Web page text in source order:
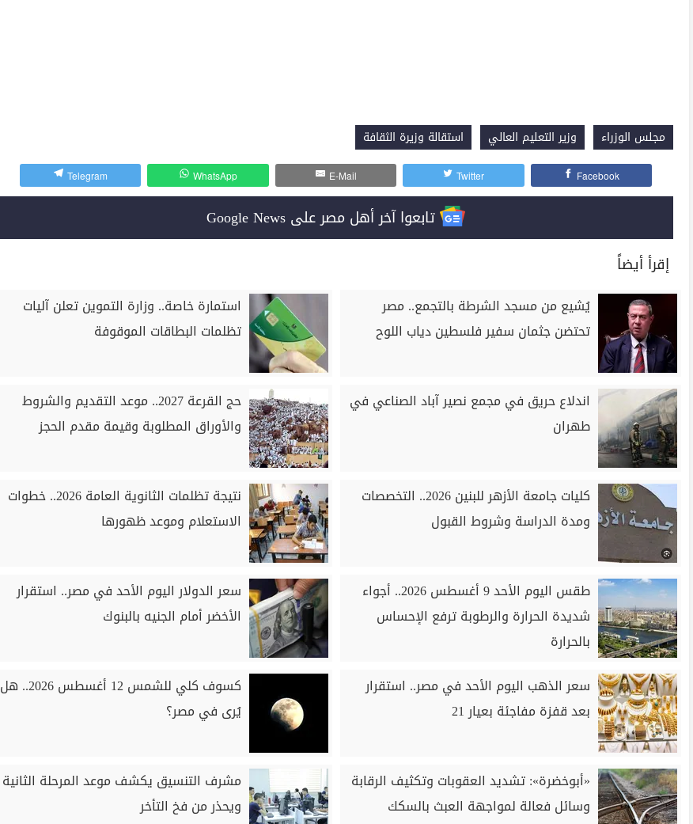
مجلس الوزراء وزير التعليم العالي استقالة وزيرة الثقافة
Facebook
Twitter
E-Mail
WhatsApp
Telegram
تابعوا آخر أهل مصر على Google News
إقرأ أيضاً
يُشيع من مسجد الشرطة بالتجمع.. مصر
تحتضن جثمان سفير فلسطين دياب اللوح
استمارة خاصة.. وزارة التموين تعلن آليات
تظلمات البطاقات الموقوفة
اندلاع حريق في مجمع نصير آباد الصناعي في
طهران
حج القرعة 2027.. موعد التقديم والشروط
والأوراق المطلوبة وقيمة مقدم الحجز
كليات جامعة الأزهر للبنين 2026.. التخصصات
ومدة الدراسة وشروط القبول
نتيجة تظلمات الثانوية العامة 2026.. خطوات
الاستعلام وموعد ظهورها
طقس اليوم الأحد 9 أغسطس 2026.. أجواء
شديدة الحرارة والرطوبة ترفع الإحساس
بالحرارة
سعر الدولار اليوم الأحد في مصر.. استقرار
الأخضر أمام الجنيه بالبنوك
سعر الذهب اليوم الأحد في مصر.. استقرار
بعد قفزة مفاجئة بعيار 21
كسوف كلي للشمس 12 أغسطس 2026.. هل
يُرى في مصر؟
«أبوخضرة»: تشديد العقوبات وتكثيف الرقابة
وسائل فعالة لمواجهة العبث بالسكك
مشرف التنسيق يكشف موعد المرحلة الثانية
ويحذر من فخ التأخر